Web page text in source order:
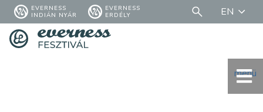
EVERNESS
INDIÁN NYÁR
EVERNESS
ERDÉLY
EN
menü